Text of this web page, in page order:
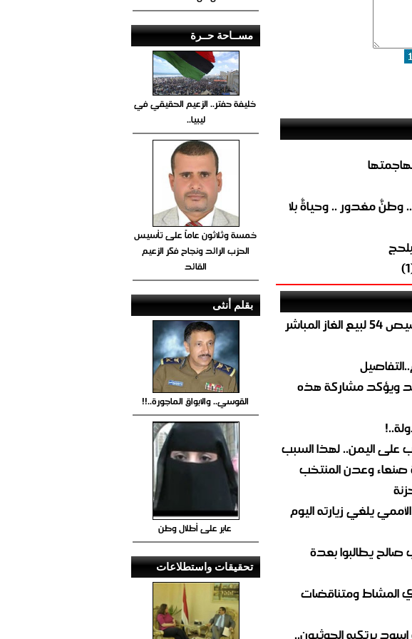
وطنٌ مغدور .. وحياةٌ بلا
عاجل..الشركة اليمنية للغاز تعلن عن تخصيص 54 لبيع الغاز المباشر
ويؤكد مشاركة هذه
على اليمن.. لهذا السبب
صنعاء وعدن المنتخب
يلغي زيارته اليوم
يطالبوا بعدة
المشاط ومتناقضات
يرتكبه الحوثيون..
مســاحة حــرة
خليفة حفتر.. الزعيم الحقيقي في
ليبيا..
خمسة وثلاثون عاماً على تأسيس
الحزب الرائد ونجاح فكر الزعيم
القائد
بقلم أنثى
القوسي.. والابواق الماجورة..!!
عابر على أطلال وطن
تحقيقات واستطلاعات